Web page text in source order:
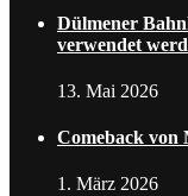
Dülmener
verwendet
13. Mai 2026
Comeback von
1. März 2026